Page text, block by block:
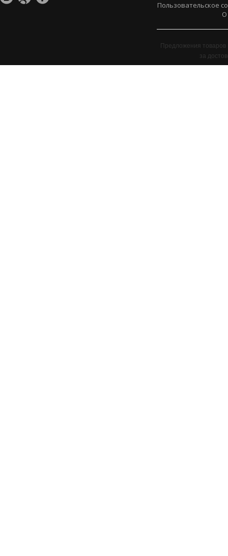
Пользовательское
О
Предложения товаров
за